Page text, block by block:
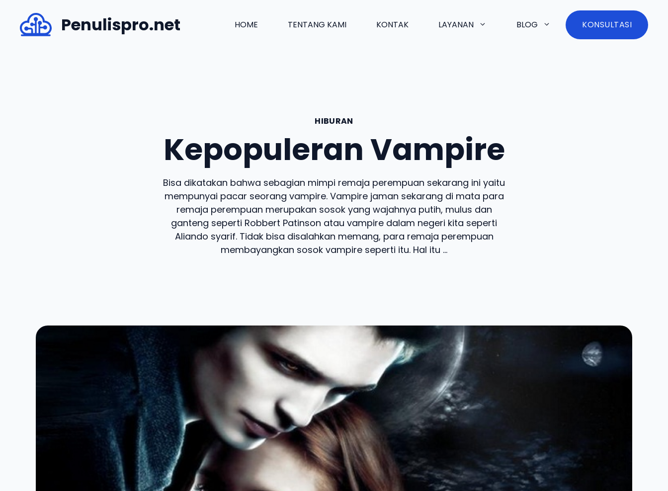
content
Penulispro.net HOME TENTANG KAMI KONTAK LAYANAN BLOG KONSULTASI
HIBURAN
Kepopuleran Vampire
Bisa dikatakan bahwa sebagian mimpi remaja perempuan sekarang ini yaitu
mempunyai pacar seorang vampire. Vampire jaman sekarang di mata para
remaja perempuan merupakan sosok yang wajahnya putih, mulus dan
ganteng seperti Robbert Patinson atau vampire dalam negeri kita seperti
Aliando syarif. Tidak bisa disalahkan memang, para remaja perempuan
membayangkan sosok vampire seperti itu. Hal itu ...